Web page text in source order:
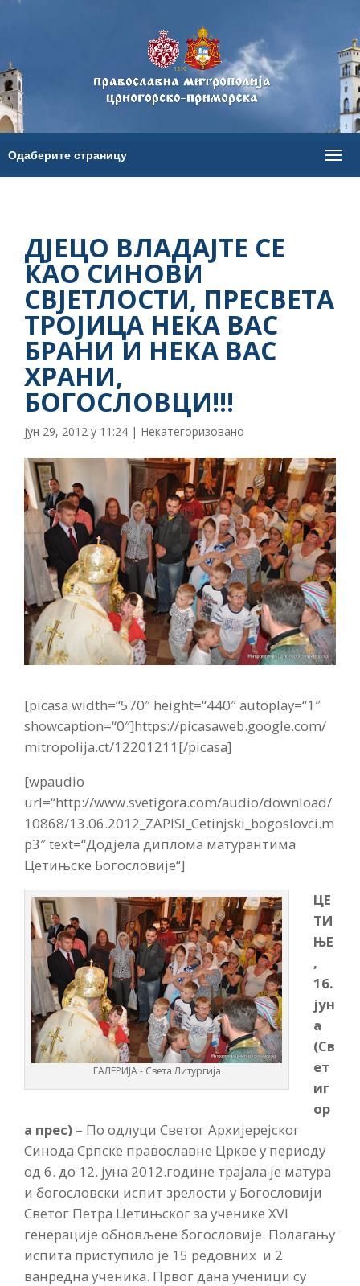
ДЈЕЦО ВЛАДАЈТЕ СЕ
КАО СИНОВИ
СВЈЕТЛОСТИ, ПРЕСВЕТА
ТРОЈИЦА НЕКА ВАС
БРАНИ И НЕКА ВАС
ХРАНИ,
БОГОСЛОВЦИ!!!
јун 29, 2012 у 11:24 | Некатегоризовано
[picasa width=“570″ height=“440″ autoplay=“1″
showcaption=“0″]https://picasaweb.google.com/
mitropolija.ct/12201211[/picasa]
[wpaudio
url=“http://www.svetigora.com/audio/download/
10868/13.06.2012_ZAPISI_Cetinjski_bogoslovci.m
p3″ text=“Додјела диплома матурантима
Цетињске Богословије“]
ГАЛЕРИЈА - Света Литургија
ЦЕ
ТИ
ЊЕ
,
16.
јун
а
(Св
ет
иг
ор
а прес) – По одлуци Светог Архијерејског
Синода Српске православне Цркве у периоду
од 6. до 12. јуна 2012.године трајала је матура
и богословски испит зрелости у Богословији
Светог Петра Цетињског за ученике XVI
генерације обновљене богословије. Полагању
испита приступило је 15 редовних и 2
ванредна ученика. Првог дана ученици су